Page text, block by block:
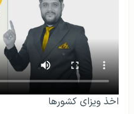
اخذ ویزای کشورها